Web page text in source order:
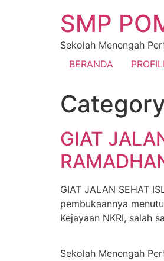
SMP
Sekolah Menengah
BERANDA
GIAT
GIAT JALAN SEHAT
pembukaannya
Kejayaan NKRI, salah
Sekolah Menengah